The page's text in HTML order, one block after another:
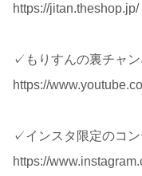
https://jitan.theshop.jp/
✓もりすんの裏チャ
https://
✓インスタ限定のコ
https://